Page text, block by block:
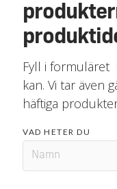
Fyll i formuläret
kan. Vi tar även
häftiga
VAD HETER DU